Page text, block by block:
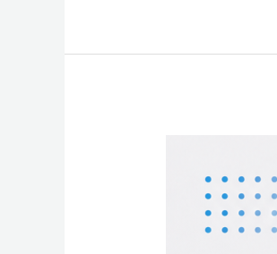
Zaman
Kontrole